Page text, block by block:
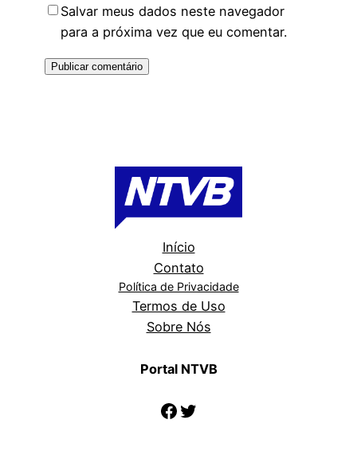
Salvar meus dados neste navegador
para a próxima vez que eu comentar.
Início
Contato
Política de Privacidade
Termos de Uso
Sobre Nós
Portal NTVB
Facebook
Twitter